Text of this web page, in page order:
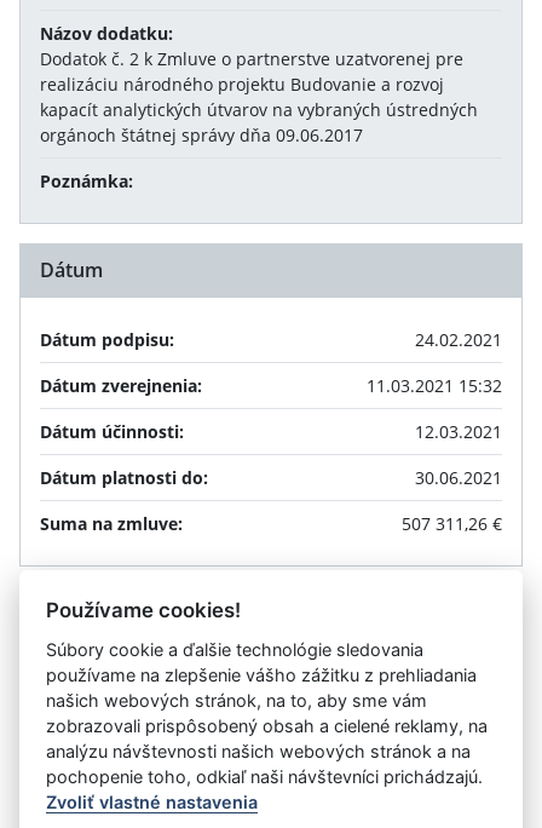
Názov dodatku:
Dodatok č. 2 k Zmluve o partnerstve uzatvorenej pre
realizáciu národného projektu Budovanie a rozvoj
kapacít analytických útvarov na vybraných ústredných
orgánoch štátnej správy dňa 09.06.2017
Poznámka:
Dátum
Dátum podpisu:
24.02.2021
Dátum zverejnenia:
11.03.2021 15:32
Dátum účinnosti:
12.03.2021
Dátum platnosti do:
30.06.2021
Suma na zmluve:
507 311,26 €
Príloha
TEXT T-SVS-DO-02-61-20A-2021-2351 (.pdf, 9.17 MB)
Návrat späť na zmluvu
Používame cookies!
Súbory cookie a ďalšie technológie sledovania
používame na zlepšenie vášho zážitku z prehliadania
našich webových stránok, na to, aby sme vám
zobrazovali prispôsobený obsah a cielené reklamy, na
analýzu návštevnosti našich webových stránok a na
pochopenie toho, odkiaľ naši návštevníci prichádzajú.
Zvoliť vlastné nastavenia